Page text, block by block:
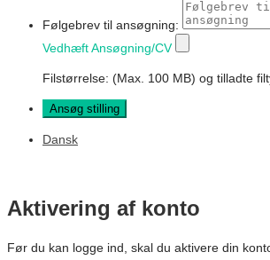
Følgebrev til ansøgning:
Vedhæft Ansøgning/CV
Filstørrelse: (Max. 100 MB) og tilladte
Dansk
Aktivering af konto
Før du kan logge ind, skal du aktivere din